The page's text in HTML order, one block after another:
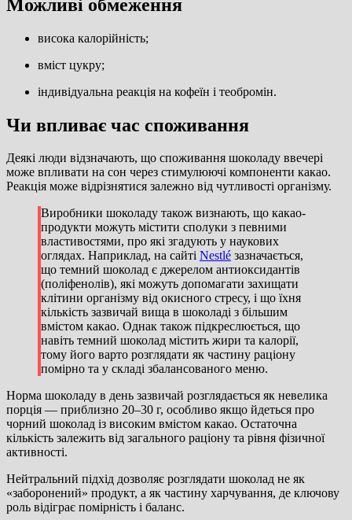
Можливі обмеження
висока калорійність;
вміст цукру;
індивідуальна реакція на кофеїн і теобромін.
Чи впливає час споживання
Деякі люди відзначають, що споживання шоколаду ввечері
може впливати на сон через стимулюючі компоненти какао.
Реакція може відрізнятися залежно від чутливості організму.
Виробники шоколаду також визнають, що какао-
продукти можуть містити сполуки з певними
властивостями, про які згадують у наукових
оглядах. Наприклад, на сайті Nestlé зазначається,
що темний шоколад є джерелом антиоксидантів
(поліфенолів), які можуть допомагати захищати
клітини організму від окисного стресу, і що їхня
кількість зазвичай вища в шоколаді з більшим
вмістом какао. Однак також підкреслюється, що
навіть темний шоколад містить жири та калорії,
тому його варто розглядати як частину раціону
помірно та у складі збалансованого меню.
Норма шоколаду в день зазвичай розглядається як невелика
порція — приблизно 20–30 г, особливо якщо йдеться про
чорний шоколад із високим вмістом какао. Остаточна
кількість залежить від загального раціону та рівня фізичної
активності.
Нейтральний підхід дозволяє розглядати шоколад не як
«заборонений» продукт, а як частину харчування, де ключову
роль відіграє помірність і баланс.